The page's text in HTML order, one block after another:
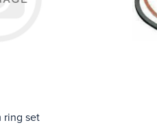
ring set